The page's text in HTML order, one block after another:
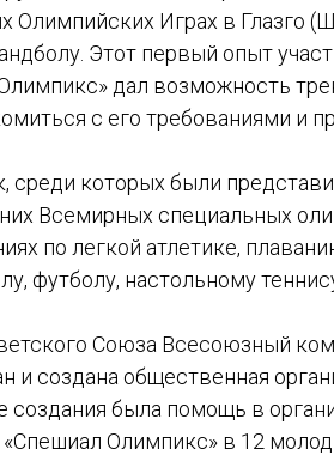
Олимпийских Играх в Глазго
Этот первый опыт
дал возможность
с его требованиями и
среди которых были
Всемирных специальных
по легкой атлетике,
футболу, настольному
Союза Всесоюзный
создана общественная
была помощь в
Олимпикс» в 12